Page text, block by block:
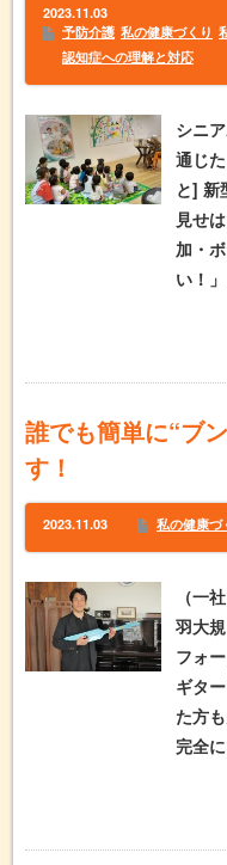
2023.11.03
予防介護 私の健康づくり
認知症への理解と対応
シニ
通じ
と] 新
見せ
加・
い！
誰でも簡単に“ブ
す！
2023.11.03 私の健康づ
（一
羽大
フォ
ギタ
た方
完全